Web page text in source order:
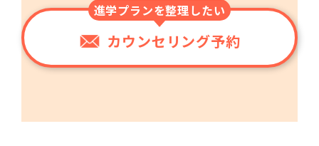
進学プランを整理したい
カウンセリング予約